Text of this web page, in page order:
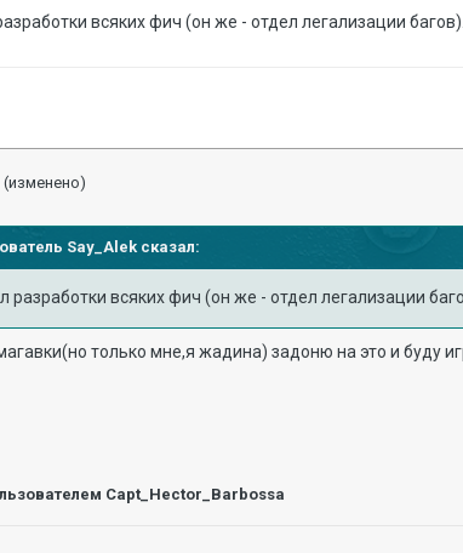
всяких фич (он же - отдел легализации багов).
(изменено)
Say_Alek сказал:
всяких фич (он же - отдел легализации
только мне,я жадина) задоню на это и буду
Capt_Hector_Barbossa